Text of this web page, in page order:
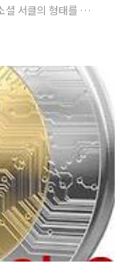
셜 서클의 형태를 취
, 단지 그룹 채팅이
과 같습니다.
유해야만 가입할 수
, 운영자 및 매니아로
게이트 이벤트, 마스